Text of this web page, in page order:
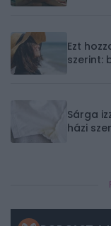
Ezt
szerint:
Sárga
házi